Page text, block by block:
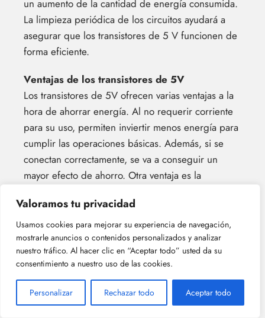
Valoramos tu privacidad
Usamos cookies para mejorar su experiencia de navegación,
mostrarle anuncios o contenidos personalizados y analizar
nuestro tráfico. Al hacer clic en “Aceptar todo” usted da su
consentimiento a nuestro uso de las cookies.
Personalizar Rechazar todo Aceptar todo
un aumento de la cantidad de energía consumida.
La limpieza periódica de los circuitos ayudará a
asegurar que los transistores de 5 V funcionen de
forma eficiente.
Ventajas de los transistores de 5V
Los transistores de 5V ofrecen varias ventajas a la
hora de ahorrar energía. Al no requerir corriente
para su uso, permiten inviertir menos energía para
cumplir las operaciones básicas. Además, si se
conectan correctamente, se va a conseguir un
mayor efecto de ahorro. Otra ventaja es la
de 5 V, diseñados para diferentes propósitos. Esto
permite elegir el dispositivo adecuado para cada
caso, algo que contribuye a un mejor rendimiento,
así como a un menor consumo de energía.
Finalmente, la limpieza de los contactos es
fundamental para asegurar un máximo rendimiento
de los transistores de 5V.